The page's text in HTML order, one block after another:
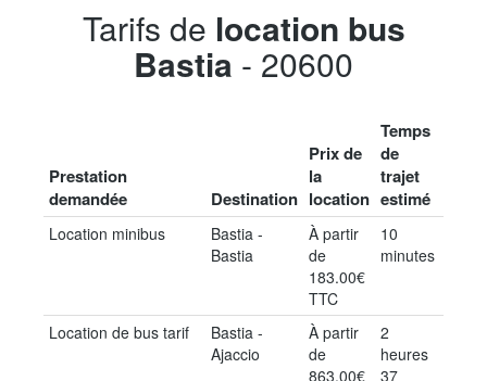
Tarifs de location bus
Bastia - 20600
Prestation
demandée
Destination
Prix de
la
location
Temps
de
trajet
estimé
Location minibus
Bastia -
Bastia
À partir
de
183.00€
TTC
10
minutes
Location de bus tarif
Bastia -
Ajaccio
À partir
de
863.00€
2
heures
37